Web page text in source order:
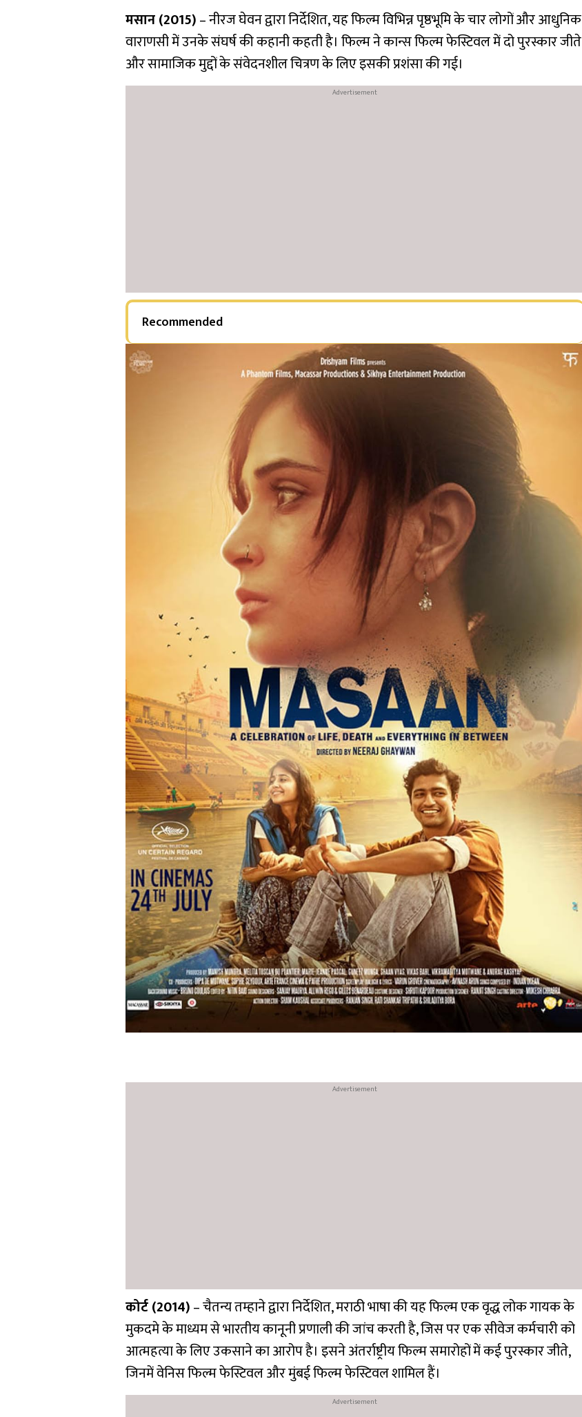
मसान (2015)– नीरज घेवन द्वारा निर्देशित, यह फिल्म विभिन्न पृष्ठभूमि के चार लोगों और आधुनिक
वाराणसी में उनके संघर्ष की कहानी कहती है। फिल्म ने कान्स फिल्म फेस्टिवल में दो पुरस्कार जीते
और सामाजिक मुद्दों के संवेदनशील चित्रण के लिए इसकी प्रशंसा की गई।
Recommended
कोर्ट (2014)– चैतन्य तम्हाने द्वारा निर्देशित, मराठी भाषा की यह फिल्म एक वृद्ध लोक गायक के
मुकदमे के माध्यम से भारतीय कानूनी प्रणाली की जांच करती है, जिस पर एक सीवेज कर्मचारी को
आत्महत्या के लिए उकसाने का आरोप है। इसने अंतर्राष्ट्रीय फिल्म समारोहों में कई पुरस्कार जीते,
जिनमें वेनिस फिल्म फेस्टिवल और मुंबई फिल्म फेस्टिवल शामिल हैं।